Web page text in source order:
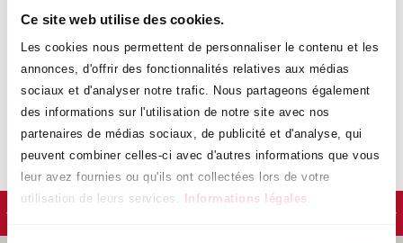
Ce site web utilise des cookies.
Les cookies nous permettent de personnaliser le contenu et les
annonces, d'offrir des fonctionnalités relatives aux médias
sociaux et d'analyser notre trafic. Nous partageons également
des informations sur l'utilisation de notre site avec nos
partenaires de médias sociaux, de publicité et d'analyse, qui
peuvent combiner celles-ci avec d'autres informations que vous
leur avez fournies ou qu'ils ont collectées lors de votre
utilisation de leurs services.
Informations légales
La P 104 synthétise un design et une qualité technique
hors pair. Les différentes versions de couleurs noir et
noir poli individualisent la jante en alliage léger pour
l'adapter aux différents modèles de véhicule, et elles
veillent à ce que la mobilité moderne soit encore plus
fun.